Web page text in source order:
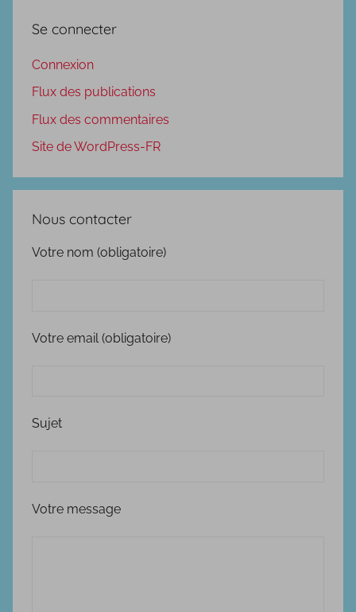
Se connecter
Connexion
Flux des publications
Flux des commentaires
Site de WordPress-FR
Nous contacter
Votre nom (obligatoire)
Votre email (obligatoire)
Sujet
Votre message